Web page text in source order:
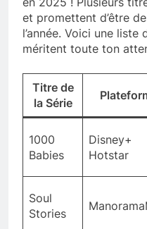
et promettent d’être
l’année. Voici une liste
méritent toute ton
Titre de
la Série
1000
Babies
Disney+
Hotstar
Soul
Stories